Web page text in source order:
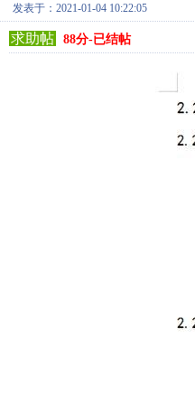
发表于：2021-01-04 10:22:05
求助帖 88分-已结帖